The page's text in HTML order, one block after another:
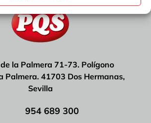
la Palmera 71-73. Polígono
Palmera. 41703 Dos Hermanas,
Sevilla
954 689 300